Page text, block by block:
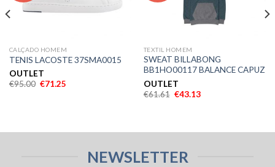
CALÇADO HOMEM
TENIS LACOSTE 37SMA0015
OUTLET
€95.00 €71.25
TEXTIL HOMEM
SWEAT BILLABONG
BB1HO00117 BALANCE CAPUZ
OUTLET
€61.61 €43.13
NEWSLETTER